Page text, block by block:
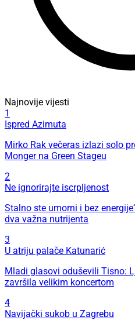
Najnovije vijesti
1
Ispred Azimuta
Mirko Rak večeras izlazi solo
Monger na Green Stageu
2
Ne ignorirajte iscrpljenost
Stalno ste umorni i bez
dva važna nutrijenta
3
U atriju palače Katunarić
Mladi glasovi oduševili Tisno:
završila velikim koncertom
4
Navijački sukob u Zagrebu